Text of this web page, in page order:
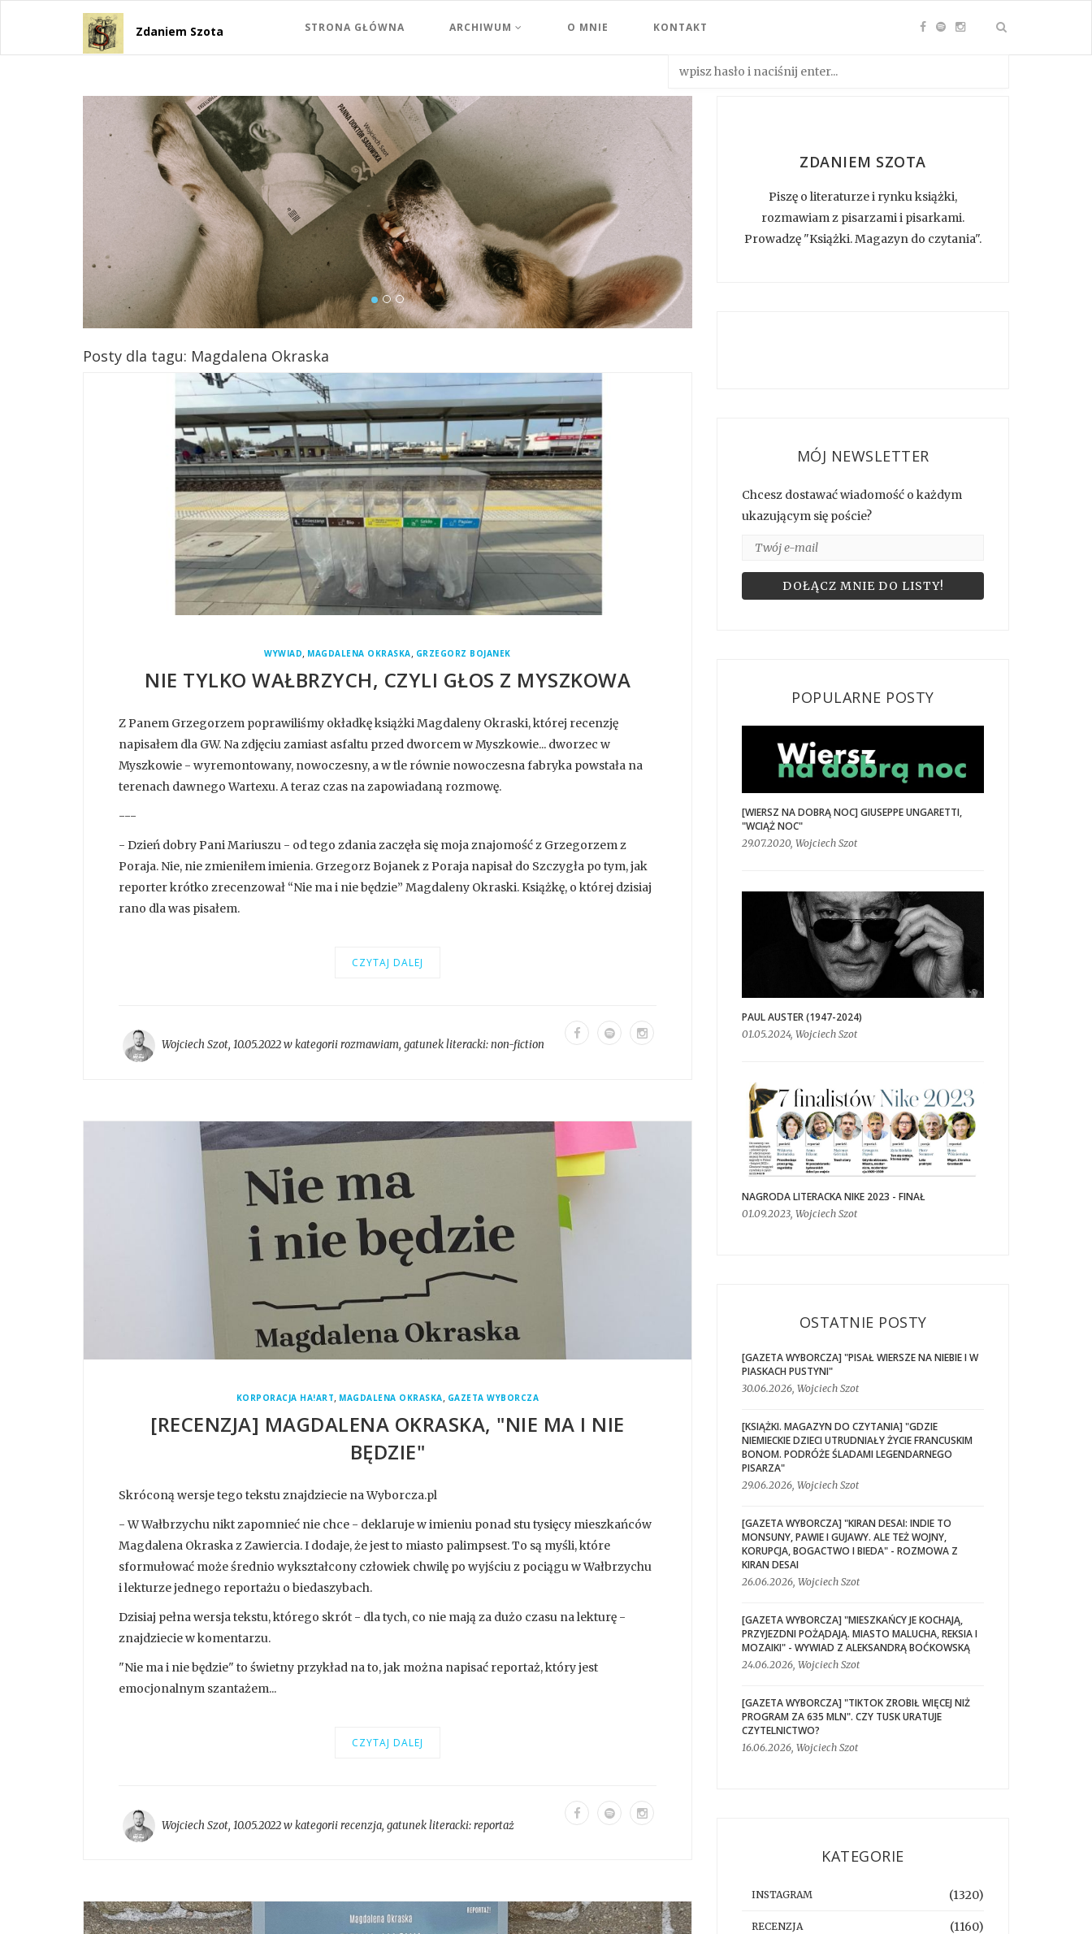
Zdaniem Szota STRONA GŁÓWNA ARCHIWUM O MNIE KONTAKT
Posty dla tagu: Magdalena Okraska
WYWIAD, MAGDALENA OKRASKA, GRZEGORZ BOJANEK
NIE TYLKO WAŁBRZYCH, CZYLI GŁOS Z MYSZKOWA
Z Panem Grzegorzem poprawiliśmy okładkę książki Magdaleny Okraski, której recenzję
napisałem dla GW. Na zdjęciu zamiast asfaltu przed dworcem w Myszkowie... dworzec w
Myszkowie - wyremontowany, nowoczesny, a w tle równie nowoczesna fabryka powstała na
terenach dawnego Wartexu. A teraz czas na zapowiadaną rozmowę.
---
- Dzień dobry Pani Mariuszu - od tego zdania zaczęła się moja znajomość z Grzegorzem z
Poraja. Nie, nie zmieniłem imienia. Grzegorz Bojanek z Poraja napisał do Szczygła po tym, jak
reporter krótko zrecenzował “Nie ma i nie będzie” Magdaleny Okraski. Książkę, o której dzisiaj
rano dla was pisałem.
CZYTAJ DALEJ
Wojciech Szot, 10.05.2022 w kategoriirozmawiam, gatunek literacki:non-fiction
KORPORACJA HA!ART, MAGDALENA OKRASKA, GAZETA WYBORCZA
[RECENZJA] MAGDALENA OKRASKA, "NIE MA I NIE
BĘDZIE"
Skróconą wersje tego tekstu znajdziecie na Wyborcza.pl
- W Wałbrzychu nikt zapomnieć nie chce - deklaruje w imieniu ponad stu tysięcy mieszkańców
Magdalena Okraska z Zawiercia. I dodaje, że jest to miasto palimpsest. To są myśli, które
sformułować może średnio wykształcony człowiek chwilę po wyjściu z pociągu w Wałbrzychu
i lekturze jednego reportażu o biedaszybach.
Dzisiaj pełna wersja tekstu, którego skrót - dla tych, co nie mają za dużo czasu na lekturę -
znajdziecie w komentarzu.
"Nie ma i nie będzie" to świetny przykład na to, jak można napisać reportaż, który jest
emocjonalnym szantażem...
CZYTAJ DALEJ
Wojciech Szot, 10.05.2022 w kategoriirecenzja, gatunek literacki:reportaż
ZDANIEM SZOTA
Piszę o literaturze i rynku książki,
rozmawiam z pisarzami i pisarkami.
Prowadzę "Książki. Magazyn do czytania".
MÓJ NEWSLETTER
Chcesz dostawać wiadomość o każdym
ukazującym się poście?
POPULARNE POSTY
[WIERSZ NA DOBRĄ NOC] GIUSEPPE UNGARETTI,
"WCIĄŻ NOC"
29.07.2020, Wojciech Szot
PAUL AUSTER (1947-2024)
01.05.2024, Wojciech Szot
NAGRODA LITERACKA NIKE 2023 - FINAŁ
01.09.2023, Wojciech Szot
OSTATNIE POSTY
[GAZETA WYBORCZA] "PISAŁ WIERSZE NA NIEBIE I W
PIASKACH PUSTYNI"
30.06.2026, Wojciech Szot
[KSIĄŻKI. MAGAZYN DO CZYTANIA] "GDZIE
NIEMIECKIE DZIECI UTRUDNIAŁY ŻYCIE FRANCUSKIM
BONOM. PODRÓŻE ŚLADAMI LEGENDARNEGO
PISARZA"
29.06.2026, Wojciech Szot
[GAZETA WYBORCZA] "KIRAN DESAI: INDIE TO
MONSUNY, PAWIE I GUJAWY. ALE TEŻ WOJNY,
KORUPCJA, BOGACTWO I BIEDA" - ROZMOWA Z
KIRAN DESAI
26.06.2026, Wojciech Szot
[GAZETA WYBORCZA] "MIESZKAŃCY JE KOCHAJĄ,
PRZYJEZDNI POŻĄDAJĄ. MIASTO MALUCHA, REKSIA I
MOZAIKI" - WYWIAD Z ALEKSANDRĄ BOĆKOWSKĄ
24.06.2026, Wojciech Szot
[GAZETA WYBORCZA] "TIKTOK ZROBIŁ WIĘCEJ NIŻ
PROGRAM ZA 635 MLN". CZY TUSK URATUJE
CZYTELNICTWO?
16.06.2026, Wojciech Szot
KATEGORIE
INSTAGRAM (1320)
RECENZJA (1160)